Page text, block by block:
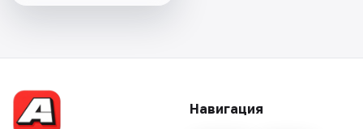
Навигация